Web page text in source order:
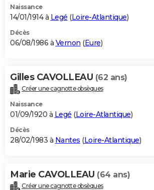
Naissance
14/01/1914 à Legé (Loire-Atlantique)
Décès
06/08/1986 à Vernon (Eure)
Gilles CAVOLLEAU (62 ans)
Créer une cagnotte obsèques
Naissance
01/09/1920 à Legé (Loire-Atlantique)
Décès
28/02/1983 à Nantes (Loire-Atlantique)
Marie CAVOLLEAU (64 ans)
Créer une cagnotte obsèques